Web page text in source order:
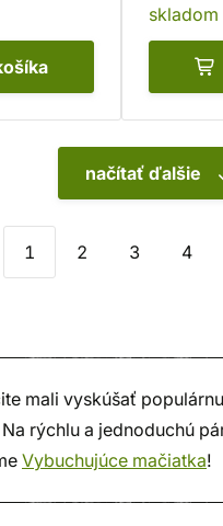
skladom
načítať ďalšie
1 2 3 4
mali vyskúšať
rýchlu a jednoduchú
Vybuchujúce mačiatka!